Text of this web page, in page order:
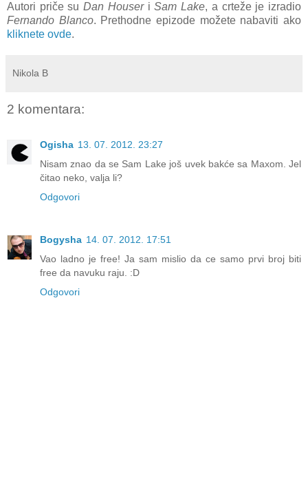
Autori priče suDan HouseriSam Lake, a crteže je izradio
Fernando Blanco. Prethodne epizode možete nabaviti ako
kliknete ovde.
Nikola B
2 komentara:
Ogisha 13. 07. 2012. 23:27
Nisam znao da se Sam Lake još uvek bakće sa Maxom. Jel
čitao neko, valja li?
Odgovori
Bogysha 14. 07. 2012. 17:51
Vao ladno je free! Ja sam mislio da ce samo prvi broj biti
free da navuku raju. :D
Odgovori